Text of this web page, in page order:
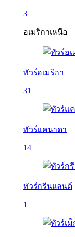
3
อเมริกาเหนือ
ทัวร์อเมริกา
31
ทัวร์แคนาดา
14
ทัวร์กรีนแลนด์
1